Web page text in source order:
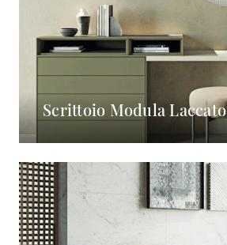
Scrittoio Modula Laccato